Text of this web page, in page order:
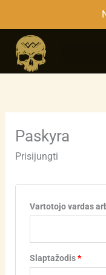
turinio
Paskyra
Prisijungti
Vartotojo vardas
Slaptažodis*